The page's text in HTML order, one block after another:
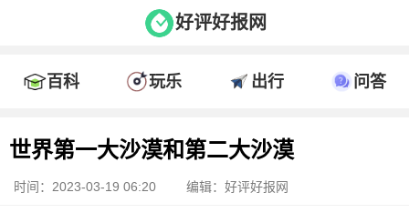
好评好报网
百科 玩乐 出行 问答
世界第一大沙漠和第二大沙漠
时间：2023-03-19 06:20 编辑：好评好报网